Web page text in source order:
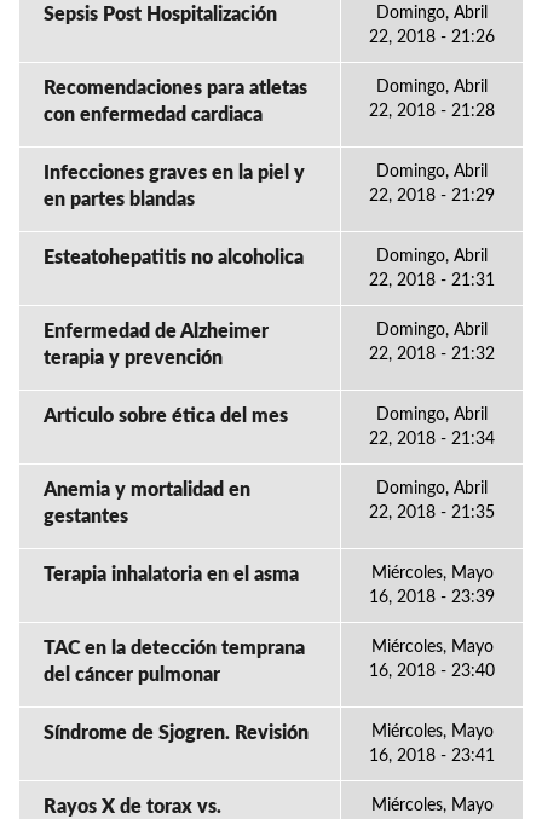
Sepsis Post Hospitalización
Domingo, Abril
22, 2018 - 21:26
Recomendaciones para atletas
con enfermedad cardiaca
Domingo, Abril
22, 2018 - 21:28
Infecciones graves en la piel y
en partes blandas
Domingo, Abril
22, 2018 - 21:29
Esteatohepatitis no alcoholica
Domingo, Abril
22, 2018 - 21:31
Enfermedad de Alzheimer
terapia y prevención
Domingo, Abril
22, 2018 - 21:32
Articulo sobre ética del mes
Domingo, Abril
22, 2018 - 21:34
Anemia y mortalidad en
gestantes
Domingo, Abril
22, 2018 - 21:35
Terapia inhalatoria en el asma
Miércoles, Mayo
16, 2018 - 23:39
TAC en la detección temprana
del cáncer pulmonar
Miércoles, Mayo
16, 2018 - 23:40
Síndrome de Sjogren. Revisión
Miércoles, Mayo
16, 2018 - 23:41
Rayos X de torax vs.
Miércoles, Mayo